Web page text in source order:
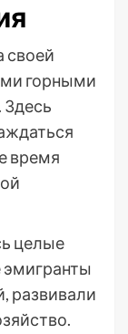
своей
горными
время
целые
эмигранты
развивали